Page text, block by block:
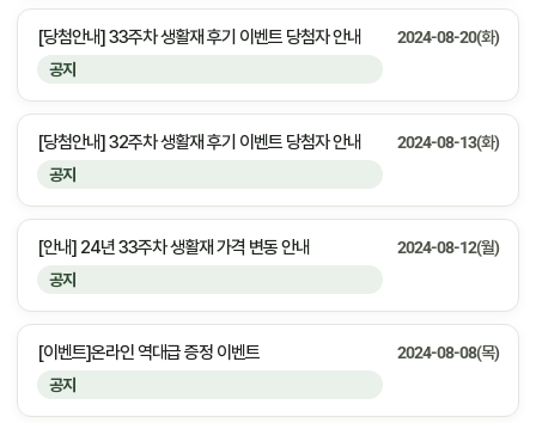
공지
[당첨안내] 33주차 생활재 후기 이벤트 당첨자 안내 2024-08-20(화)
공지
[당첨안내] 32주차 생활재 후기 이벤트 당첨자 안내 2024-08-13(화)
공지
[안내] 24년 33주차 생활재 가격 변동 안내 2024-08-12(월)
공지
[이벤트]온라인 역대급 증정 이벤트 2024-08-08(목)